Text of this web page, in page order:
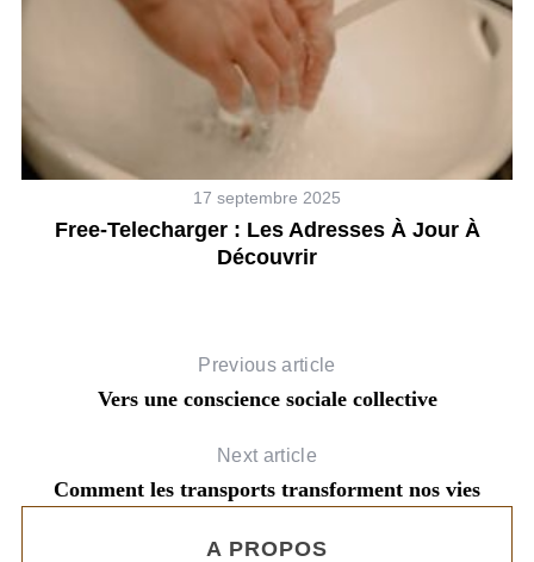
17 septembre 2025
Free-Telecharger : Les Adresses À Jour À
Découvrir
Previous article
Vers une conscience sociale collective
Next article
Comment les transports transforment nos vies
A PROPOS